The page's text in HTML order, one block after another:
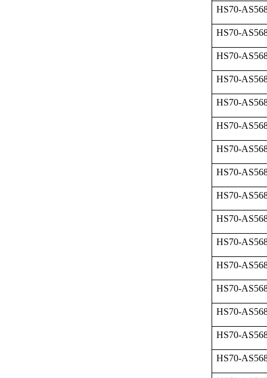
HS70-
HS70-
HS70-
HS70-
HS70-
HS70-
HS70-
HS70-
HS70-
HS70-
HS70-
HS70-
HS70-
HS70-
HS70-
HS70-